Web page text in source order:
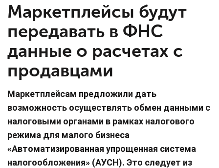
Маркетплейсы будут
передавать в ФНС
данные о расчетах с
продавцами
Маркетплейсам предложили дать
возможность осуществлять обмен данными с
налоговыми органами в рамках налогового
режима для малого бизнеса
«Автоматизированная упрощенная система
налогообложения» (АУСН). Это следует из